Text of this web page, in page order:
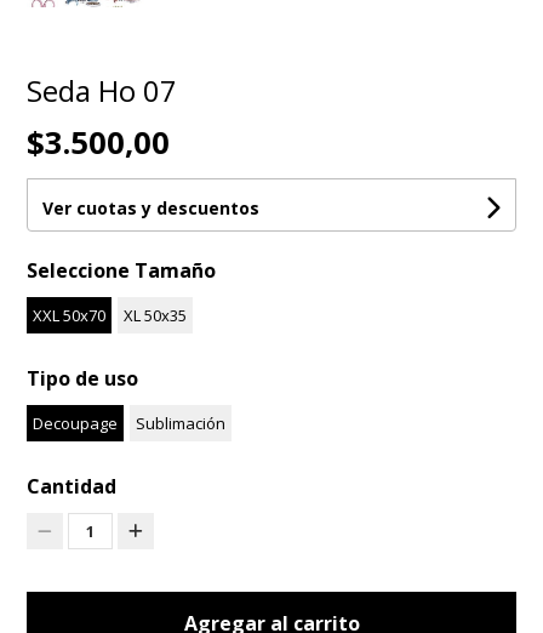
Seda Ho 07
$3.500,00
Ver cuotas y descuentos
Seleccione Tamaño
XXL 50x70 XL 50x35
Tipo de uso
Decoupage Sublimación
Cantidad
1
Agregar al carrito